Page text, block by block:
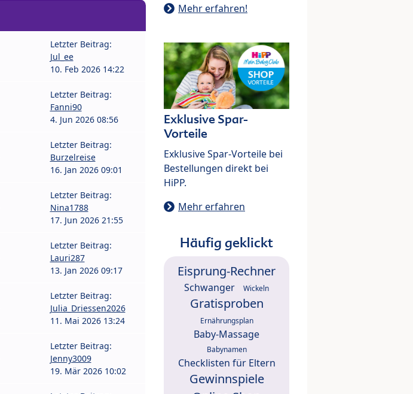
Letzter Beitrag:
Jul_ee
10. Feb 2026 14:22
Letzter Beitrag:
Fanni90
4. Jun 2026 08:56
Letzter Beitrag:
Burzelreise
16. Jan 2026 09:01
Letzter Beitrag:
Nina1788
17. Jun 2026 21:55
Letzter Beitrag:
Lauri287
13. Jan 2026 09:17
Letzter Beitrag:
Julia_Driessen2026
11. Mai 2026 13:24
Letzter Beitrag:
Jenny3009
19. Mär 2026 10:02
Mehr erfahren!
Exklusive Spar-
Vorteile
Exklusive Spar-Vorteile bei
Bestellungen direkt bei
HiPP.
Mehr erfahren
Häufig geklickt
Eisprung-Rechner
Schwanger Wickeln
Gratisproben
Ernährungsplan
Baby-Massage
Babynamen
Checklisten für Eltern
Gewinnspiele